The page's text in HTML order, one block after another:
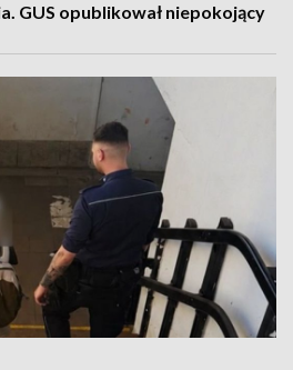
GUS opublikował niepokojący